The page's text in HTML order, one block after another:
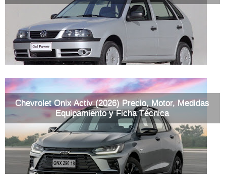
Chevrolet Onix Activ (2026) Precio, Motor, Medidas
Equipamiento y Ficha Técnica